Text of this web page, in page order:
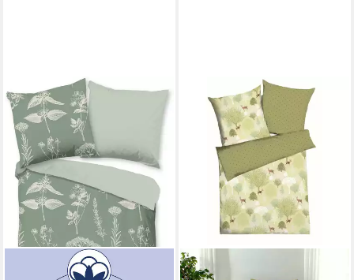
GOOD MORNING